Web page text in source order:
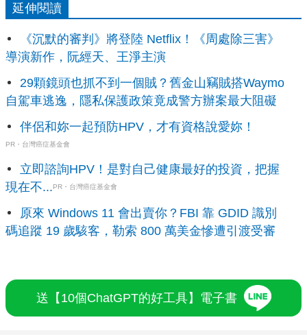
延伸閱讀
《沉默的審判》將登陸 Netflix！《周處除三害》
導演新作，阮經天、王淨主演
29顆鏡頭也抓不到一個賊？舊金山竊賊搭Waymo
自駕車逃逸，隱私保護政策竟成警方辦案最大阻礙
伴侶和妳一起預防HPV，才有資格說愛妳！
PR・台灣癌症基金會
立即諮詢HPV！是對自己健康最好的投資，把握
現在不...PR・台灣癌症基金會
原來 Windows 11 會出賣你？FBI 靠 GDID 識別
碼追蹤 19 歲駭客，勒索 800 萬美金慘遭引渡受審
送【10個ChatGPT的好工具】電子書